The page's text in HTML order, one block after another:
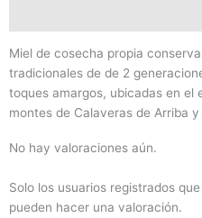
Miel de cosecha propia
tradicionales de de 2
toques amargos, ubicadas en el
montes de Calaveras de Arriba
No hay valoraciones aún.
Solo los usuarios registrados
pueden hacer una valoración.